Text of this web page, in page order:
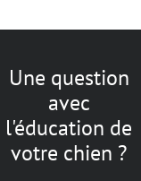
Une question
avec
l'éducation de
votre chien ?